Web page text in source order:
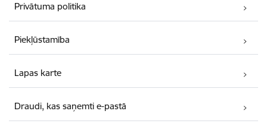
Privātuma politika
Piekļūstamība
Lapas karte
Draudi, kas saņemti e-pastā